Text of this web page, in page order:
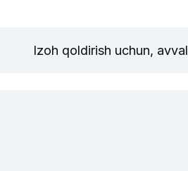
Izoh qoldirish uchun, avval